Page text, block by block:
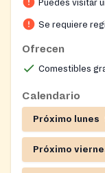
Puedes visitar
Se requiere
Ofrecen
Comestibles
Calendario
Próximo lunes
Próximo